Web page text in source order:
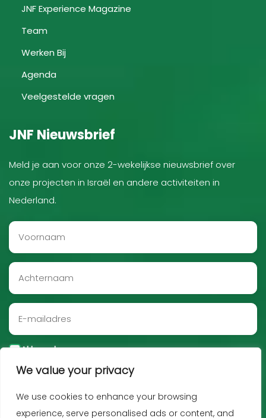
We value your privacy
We use cookies to enhance your browsing
experience, serve personalised ads or content, and
JNF Experience Magazine
Team
Werken Bij
Agenda
Veelgestelde vragen
JNF Nieuwsbrief
Meld je aan voor onze 2-wekelijkse nieuwsbrief over
onze projecten in Israël en andere activiteiten in
Nederland.
Akkoord